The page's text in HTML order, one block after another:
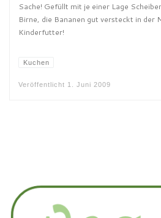
Sache! Gefüllt mit je einer Lage
Birne, die Bananen gut versteckt in der
Kinderfutter!
Kuchen
Veröffentlicht 1. Juni 2009